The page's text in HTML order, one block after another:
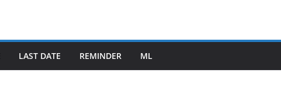
LAST DATE REMINDER ML